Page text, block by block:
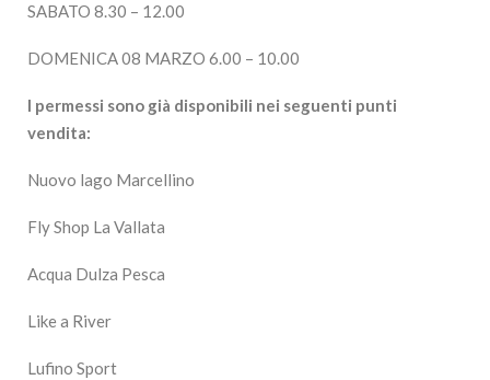
SABATO 8.30 – 12.00
DOMENICA 08 MARZO 6.00 – 10.00
I permessi sono già disponibili nei seguenti punti
vendita:
Nuovo lago Marcellino
Fly Shop La Vallata
Acqua Dulza Pesca
Like a River
Lufino Sport